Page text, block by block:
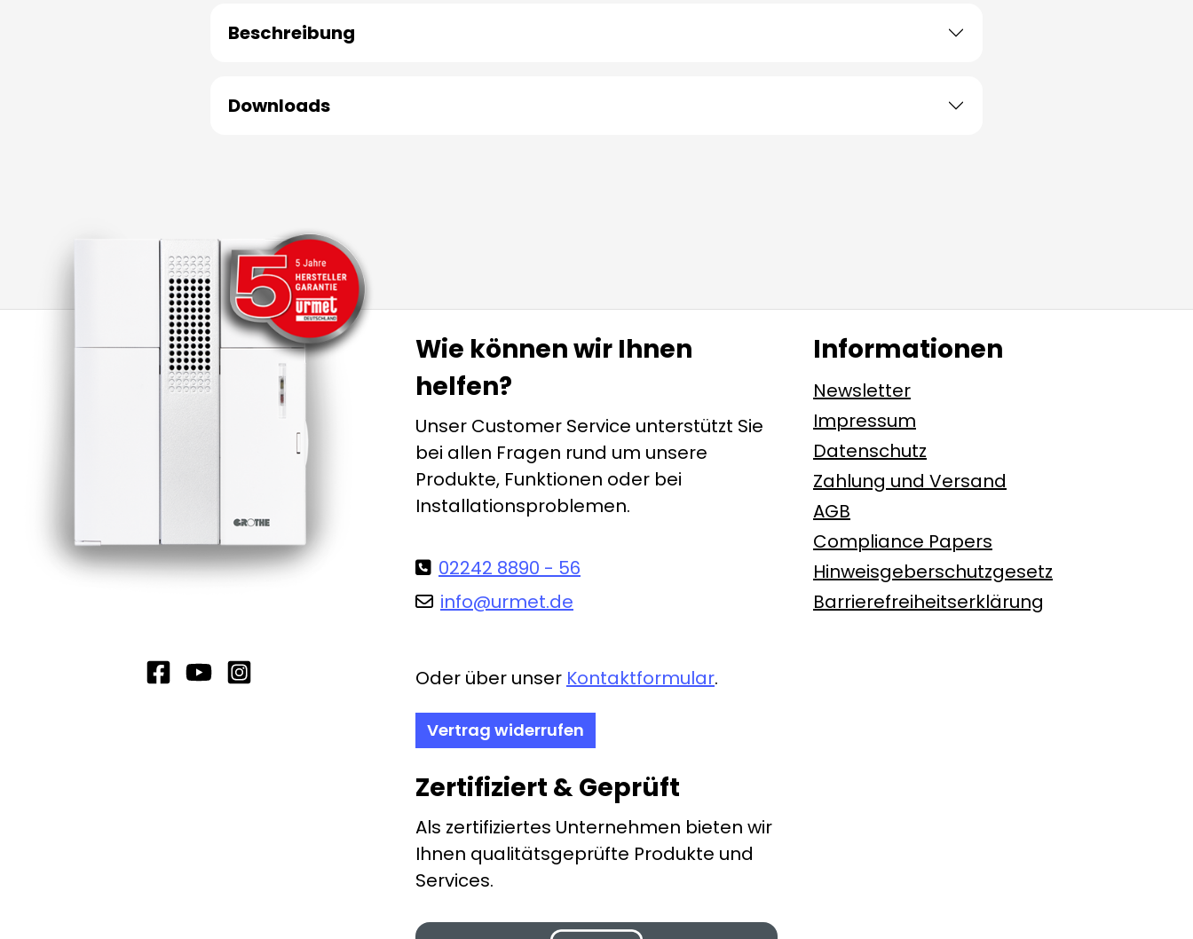
Beschreibung
Downloads
Wie können wir Ihnen
helfen?
Unser Customer Service unterstützt Sie
bei allen Fragen rund um unsere
Produkte, Funktionen oder bei
Installationsproblemen.
02242 8890 - 56
info@urmet.de
Oder über unser Kontaktformular.
Vertrag widerrufen
Zertifiziert & Geprüft
Als zertifiziertes Unternehmen bieten wir
Ihnen qualitätsgeprüfte Produkte und
Services.
Informationen
Newsletter
Impressum
Datenschutz
Zahlung und Versand
AGB
Compliance Papers
Hinweisgeberschutzgesetz
Barrierefreiheitserklärung